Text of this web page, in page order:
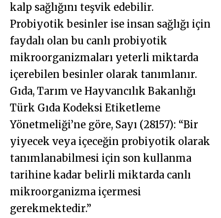
kalp sağlığını teşvik edebilir.
Probiyotik besinler ise insan sağlığı için
faydalı olan bu canlı probiyotik
mikroorganizmaları yeterli miktarda
içerebilen besinler olarak tanımlanır.
Gıda, Tarım ve Hayvancılık Bakanlığı
Türk Gıda Kodeksi Etiketleme
Yönetmeliği’ne göre, Sayı (28157): “Bir
yiyecek veya içeceğin probiyotik olarak
tanımlanabilmesi için son kullanma
tarihine kadar belirli miktarda canlı
mikroorganizma içermesi
gerekmektedir.”